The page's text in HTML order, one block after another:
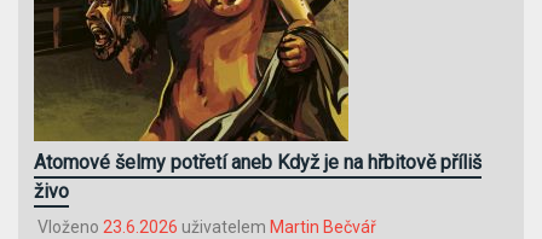
Atomové šelmy potřetí aneb Když je na hřbitově příliš
živo
Vloženo 23.6.2026 uživatelem Martin Bečvář